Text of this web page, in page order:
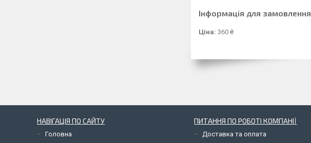
Інформація для замовлення
Ціна: 360 ₴
НАВІГАЦІЯ ПО САЙТУ
Головна
ПИТАННЯ ПО РОБОТІ КОМПАНІЇ
Доставка та оплата